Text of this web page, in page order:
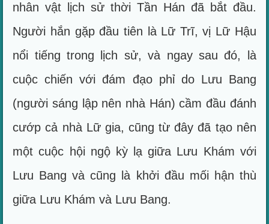
nhân vật lịch sử thời Tần Hán đã bắt đầu.
Người hắn gặp đầu tiên là Lữ Trĩ, vị Lữ Hậu
nổi tiếng trong lịch sử, và ngay sau đó, là
cuộc chiến với đám đạo phỉ do Lưu Bang
(người sáng lập nên nhà Hán) cầm đầu đánh
cướp cả nhà Lữ gia, cũng từ đây đã tạo nên
một cuộc hội ngộ kỳ lạ giữa Lưu Khám với
Lưu Bang và cũng là khởi đầu mối hận thù
giữa Lưu Khám và Lưu Bang.